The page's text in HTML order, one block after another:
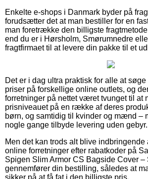
Enkelte e-shops i Danmark byder på
forudsætter det at man bestiller for en
man foretrække den billigste
end du er i Hørsholm, Smørumnedre
fragtfirmaet til at levere din pakke til et
Det er i dag ultra praktisk for alle at
priser på forskellige online outlets, og
forretninger på nettet været tvunget til at
prisniveauet på en række af deres
børn, og samtidig til kvinder og mænd –
nogle gange tilbyde levering uden gebyr.
Men det kan trods alt blive
online forretninger efter rabatkoder på
Spigen Slim Armor CS Bagside Cover –
gennemfører din bestilling, således at
sikker på at få fat i den billigste pris.